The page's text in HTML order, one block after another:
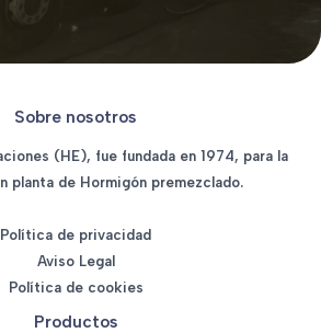
Sobre nosotros
(HE), fue fundada en 1974, para la
planta de Hormigón premezclado.
Política de privacidad
Aviso Legal
Política de cookies
Productos